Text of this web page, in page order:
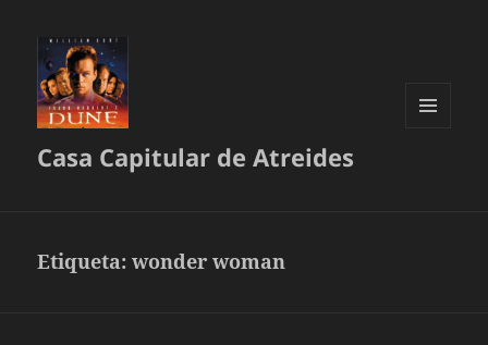
Casa Capitular de Atreides
Etiqueta:wonder woman